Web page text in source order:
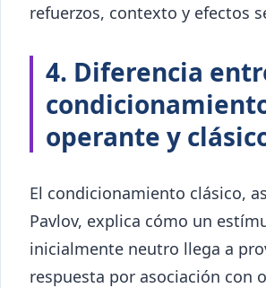
refuerzos, contexto y efectos
4. Diferencia
operante y
El condicionamiento clásico,
Pavlov, explica cómo un
inicialmente neutro llega a
respuesta por asociación con